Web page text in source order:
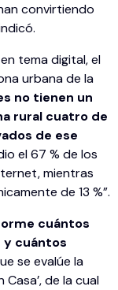
convirtiendo
tema digital, el
urbana de la
no tienen un
rural cuatro de
de ese
el 67 % de los
mientras
de 13 %”.
cuántos
y cuántos
se evalúe la
de la cual